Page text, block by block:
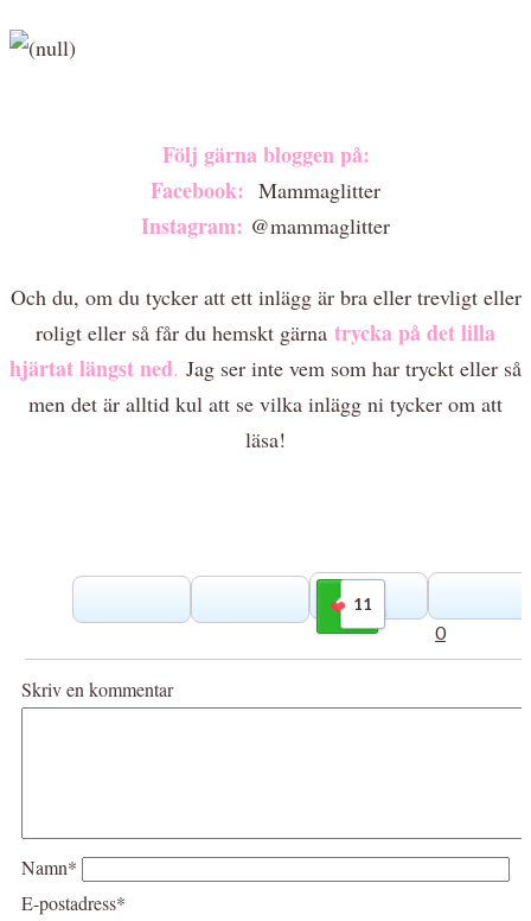
Följ gärna bloggen på:
Facebook: Mammaglitter
Instagram: @mammaglitter
Och du, om du tycker att ett inlägg är bra eller trevligt eller
roligt eller så får du hemskt gärna trycka på det lilla
hjärtat längst ned. Jag ser inte vem som har tryckt eller så
men det är alltid kul att se vilka inlägg ni tycker om att
läsa!
11
Gilla
0
Skriv en kommentar
Namn*
E-postadress*